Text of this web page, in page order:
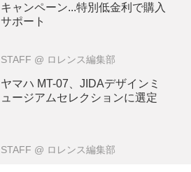
キャンペーン...特別低金利で購入
サポート
STAFF @ ロレンス編集部
ヤマハ MT-07、JIDAデザインミ
ュージアムセレクションに選定
STAFF @ ロレンス編集部